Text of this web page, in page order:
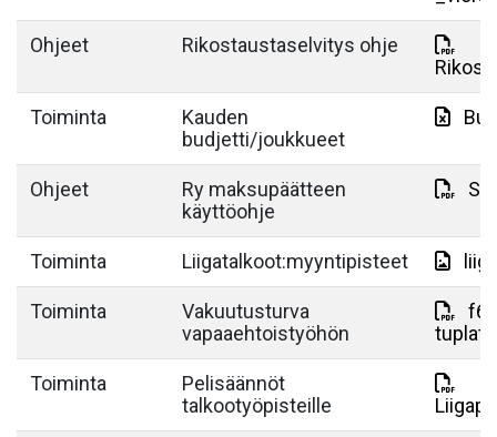
Ohjeet
Rikostaustaselvitys ohje
Toiminta
Kauden
budjetti/joukkueet
Ohjeet
Ry maksupäätteen
käyttöohje
Toiminta Liigatalkoot:myyntipisteet
Toiminta
Vakuutusturva
vapaaehtoistyöhön
Toiminta
Pelisäännöt
talkootyöpisteille